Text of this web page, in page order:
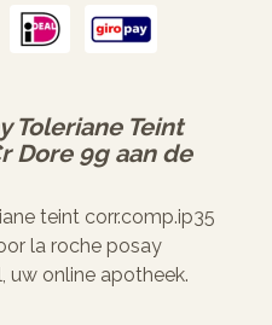
Toleriane Teint
Dore 9gaan de
teint corr.comp.ip35
la roche posay
uw online apotheek.